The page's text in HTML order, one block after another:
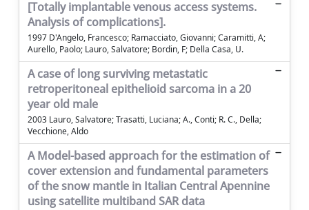
[Totally implantable venous access systems.
Analysis of complications].
1997 D'Angelo, Francesco; Ramacciato, Giovanni; Caramitti, A;
Aurello, Paolo; Lauro, Salvatore; Bordin, F; Della Casa, U.
A case of long surviving metastatic
retroperitoneal epithelioid sarcoma in a 20
year old male
2003 Lauro, Salvatore; Trasatti, Luciana; A., Conti; R. C., Della;
Vecchione, Aldo
A Model-based approach for the estimation of
cover extension and fundamental parameters
of the snow mantle in Italian Central Apennine
using satellite multiband SAR data